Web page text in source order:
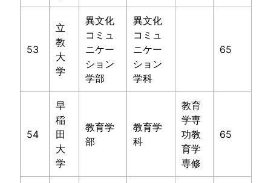
53
立
教
大
学
異文化
コミュ
ニケー
ション
学部
異文化
コミュ
ニケー
ション
学科
65
54
早
稲
田
大
学
教育学
部
教育学
科
教育
学専
功教
育学
専修
65